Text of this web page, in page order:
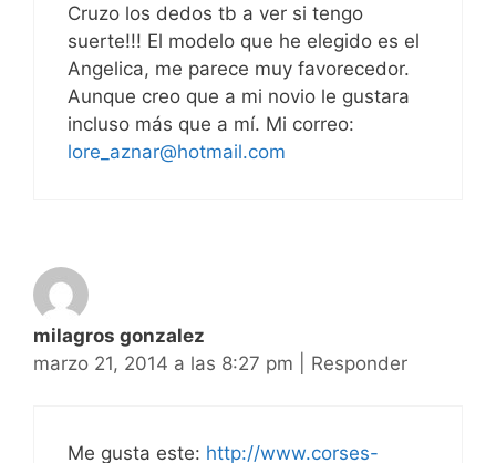
Cruzo los dedos tb a ver si tengo
suerte!!! El modelo que he elegido es el
Angelica, me parece muy favorecedor.
Aunque creo que a mi novio le gustara
incluso más que a mí. Mi correo:
lore_aznar@hotmail.com
milagros gonzalez
marzo 21, 2014 a las 8:27 pm
Responder
Me gusta este: http://www.corses-